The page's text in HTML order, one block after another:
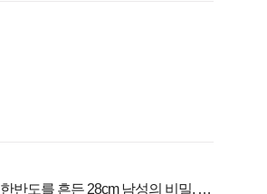
한반도를 흔든 28cm 남성의 비밀, 매